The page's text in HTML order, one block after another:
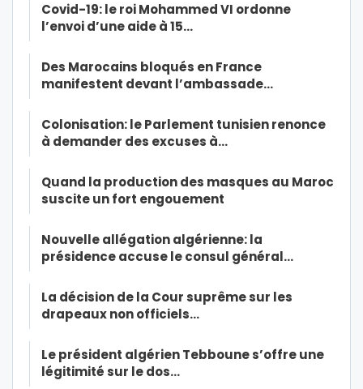
Covid-19: le roi Mohammed VI ordonne
l’envoi d’une aide à 15…
Des Marocains bloqués en France
manifestent devant l’ambassade…
Colonisation: le Parlement tunisien renonce
à demander des excuses à…
Quand la production des masques au Maroc
suscite un fort engouement
Nouvelle allégation algérienne: la
présidence accuse le consul général…
La décision de la Cour suprême sur les
drapeaux non officiels…
Le président algérien Tebboune s’offre une
légitimité sur le dos…